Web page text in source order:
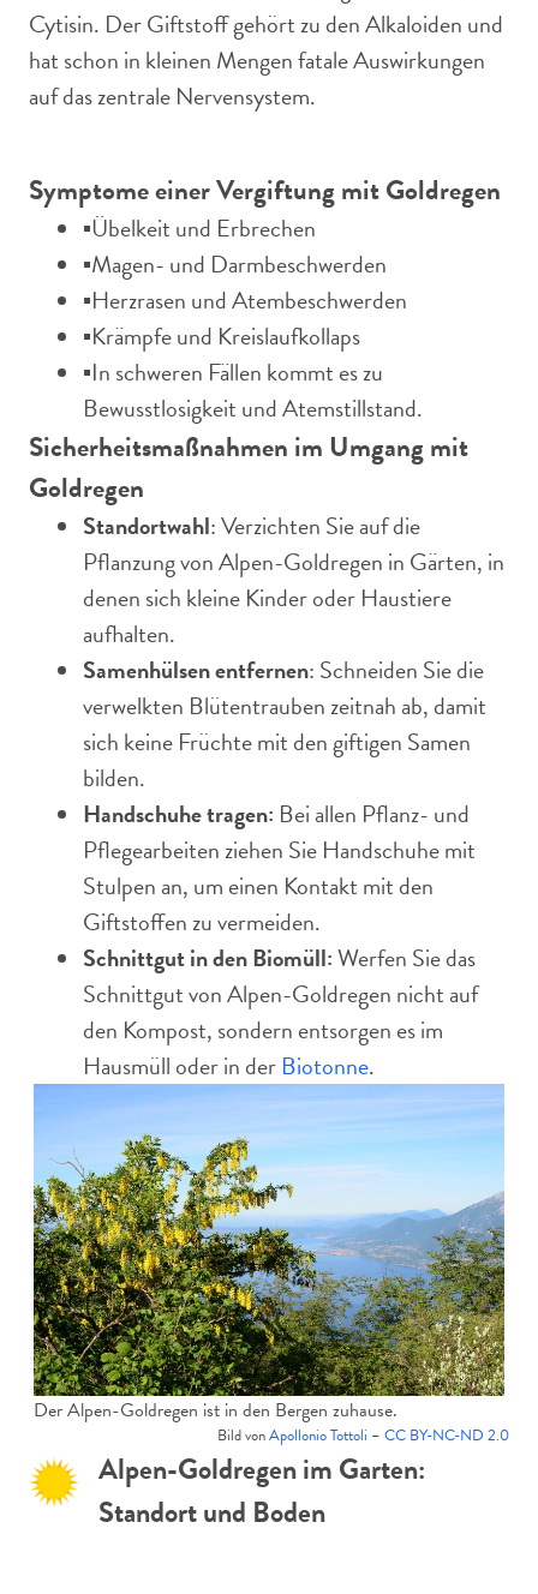
Cytisin. Der Giftstoff gehört zu den Alkaloiden und
hat schon in kleinen Mengen fatale Auswirkungen
auf das zentrale Nervensystem.
Symptome einer Vergiftung mit Goldregen
▪️Übelkeit und Erbrechen
▪️Magen- und Darmbeschwerden
▪️Herzrasen und Atembeschwerden
▪️Krämpfe und Kreislaufkollaps
▪️In schweren Fällen kommt es zu
Bewusstlosigkeit und Atemstillstand.
Sicherheitsmaßnahmen im Umgang mit
Goldregen
Standortwahl: Verzichten Sie auf die
Pflanzung von Alpen-Goldregen in Gärten, in
denen sich kleine Kinder oder Haustiere
aufhalten.
Samenhülsen entfernen: Schneiden Sie die
verwelkten Blütentrauben zeitnah ab, damit
sich keine Früchte mit den giftigen Samen
bilden.
Handschuhe tragen: Bei allen Pflanz- und
Pflegearbeiten ziehen Sie Handschuhe mit
Stulpen an, um einen Kontakt mit den
Giftstoffen zu vermeiden.
Schnittgut in den Biomüll:Werfen Sie das
Schnittgut von Alpen-Goldregen nicht auf
den Kompost, sondern entsorgen es im
Hausmüll oder in der Biotonne.
Der Alpen-Goldregen ist in den Bergen zuhause.
Bild vonApollonio Tottoli – CC BY-NC-ND 2.0
Alpen-Goldregen im Garten:
Standort und Boden